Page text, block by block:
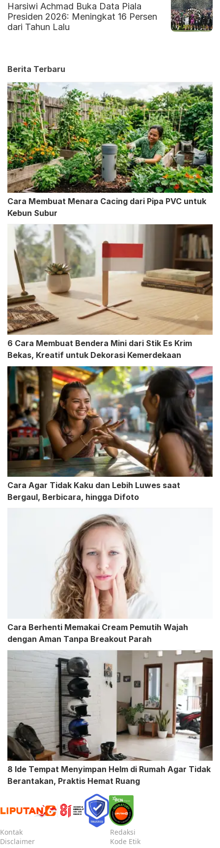
Harsiwi Achmad Buka Data Piala
Presiden 2026: Meningkat 16 Persen
dari Tahun Lalu
Berita Terbaru
Cara Membuat Menara Cacing dari Pipa PVC untuk
Kebun Subur
6 Cara Membuat Bendera Mini dari Stik Es Krim
Bekas, Kreatif untuk Dekorasi Kemerdekaan
Cara Agar Tidak Kaku dan Lebih Luwes saat
Bergaul, Berbicara, hingga Difoto
Cara Berhenti Memakai Cream Pemutih Wajah
dengan Aman Tanpa Breakout Parah
8 Ide Tempat Menyimpan Helm di Rumah Agar Tidak
Berantakan, Praktis Hemat Ruang
Kontak
Redaksi
Disclaimer
Kode Etik